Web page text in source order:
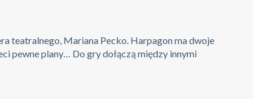
teatralnego, Mariana Pecko. Harpagon ma dwoje
pewne plany… Do gry dołączą między innymi